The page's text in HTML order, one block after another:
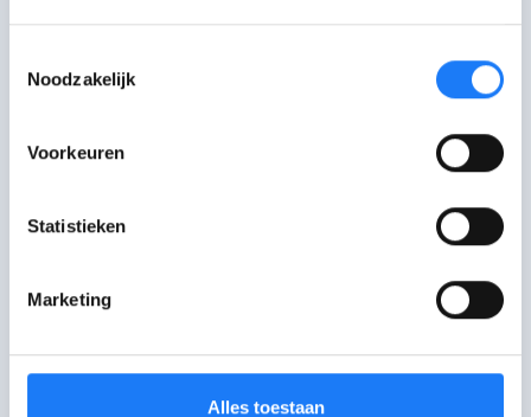
Noodzakelijk
Voorkeuren
Statistieken
Marketing
Alles toestaan
de kinderpsychiatrie
Lees het verhaal